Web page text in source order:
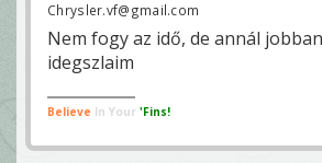
Chrysler.vf@gmail.com
Nem fogy az idő, de annál
idegszlaim
Believe In Your 'Fins!